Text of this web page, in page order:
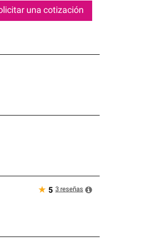
una cotización
★ 5 3 reseñas